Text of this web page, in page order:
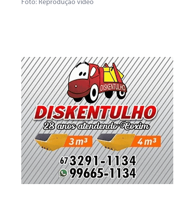
Foto: Reprodução vídeo